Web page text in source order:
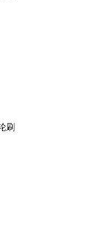
刷